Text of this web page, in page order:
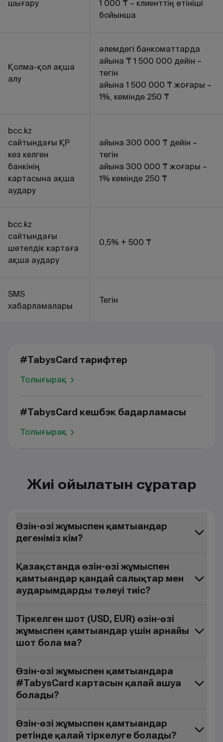
шығару
1 000 ₸ – клиенттің өтініші
бойынша
Қолма-қол ақша
алу
әлемдегі банкоматтарда
айына ₸ 1 500 000 дейін –
тегін
айына 1 500 000 ₸ жоғары –
1%, кемінде 250 ₸
bcc.kz
сайтындағы ҚР
кез келген
банкінің
картасына ақша
аудару
айына 300 000 ₸ дейін –
тегін
айына 300 000 ₸ жоғары –
1% кемінде 250 ₸
bcc.kz
сайтындағы
шетелдік картаға
ақша аудару
0,5% + 500 ₸
SMS
хабарламалары
Тегін
#TabysCard тарифтер
Толығырақ
#TabysCard кешбэк бағдарламасы
Толығырақ
Жиі қойылатын сұрақтар
Өзін-өзі жұмыспен қамтығандар
дегеніміз кім?
Қазақстанда өзін-өзі жұмыспен
қамтығандар қандай салықтар мен
аударымдарды төлеуі тиіс?
Тіркелген шот (USD, EUR) өзін-өзі
жұмыспен қамтығандар үшін арнайы
шот бола ма?
Өзін-өзі жұмыспен қамтығандарға
#TabysCard картасын қалай ашуға
болады?
Өзін-өзі жұмыспен қамтығандар
ретінде қалай тіркелуге болады?